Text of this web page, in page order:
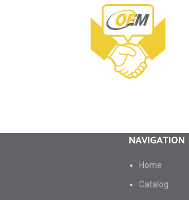
NAVIGATION
Ноme
Catalog